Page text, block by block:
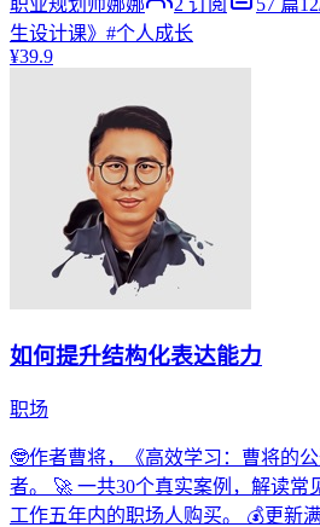
职业规划师娜娜 2 订阅 57 篇
生设计课》 #个人成长
¥39.9
如何提升结构化表达能力
职场
🤓作者曹将，《高效学习：曹将的
者。 🚀 一共30个真实案例，解读常
工作五年内的职场人购买。 💰更新